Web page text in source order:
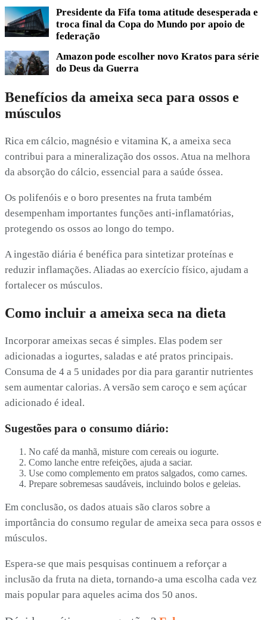
Presidente da Fifa toma atitude desesperada e
troca final da Copa do Mundo por apoio de
federação
Amazon pode escolher novo Kratos para série
do Deus da Guerra
Benefícios da ameixa seca para ossos e
músculos
Rica em cálcio, magnésio e vitamina K, a ameixa seca
contribui para a mineralização dos ossos. Atua na melhora
da absorção do cálcio, essencial para a saúde óssea.
Os polifenóis e o boro presentes na fruta também
desempenham importantes funções anti-inflamatórias,
protegendo os ossos ao longo do tempo.
A ingestão diária é benéfica para sintetizar proteínas e
reduzir inflamações. Aliadas ao exercício físico, ajudam a
fortalecer os músculos.
Como incluir a ameixa seca na dieta
Incorporar ameixas secas é simples. Elas podem ser
adicionadas a iogurtes, saladas e até pratos principais.
Consuma de 4 a 5 unidades por dia para garantir nutrientes
sem aumentar calorias. A versão sem caroço e sem açúcar
adicionado é ideal.
Sugestões para o consumo diário:
No café da manhã, misture com cereais ou iogurte.
Como lanche entre refeições, ajuda a saciar.
Use como complemento em pratos salgados, como carnes.
Prepare sobremesas saudáveis, incluindo bolos e geleias.
Em conclusão, os dados atuais são claros sobre a
importância do consumo regular de ameixa seca para ossos e
músculos.
Espera-se que mais pesquisas continuem a reforçar a
inclusão da fruta na dieta, tornando-a uma escolha cada vez
mais popular para aqueles acima dos 50 anos.